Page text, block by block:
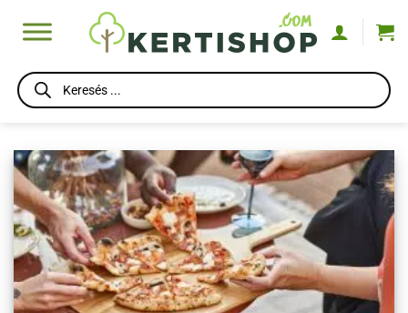
Products
search